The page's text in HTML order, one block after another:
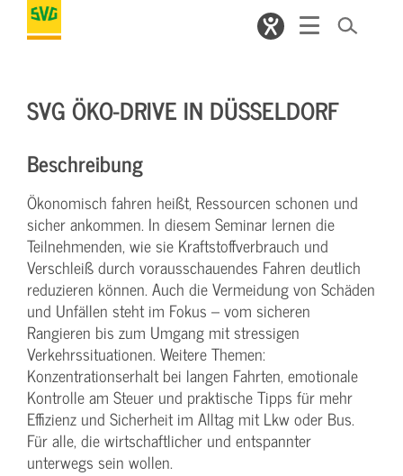
SVG ÖKO-DRIVE IN DÜSSELDORF
Beschreibung
Ökonomisch fahren heißt, Ressourcen schonen und
sicher ankommen. In diesem Seminar lernen die
Teilnehmenden, wie sie Kraftstoffverbrauch und
Verschleiß durch vorausschauendes Fahren deutlich
reduzieren können. Auch die Vermeidung von Schäden
und Unfällen steht im Fokus – vom sicheren
Rangieren bis zum Umgang mit stressigen
Verkehrssituationen. Weitere Themen:
Konzentrationserhalt bei langen Fahrten, emotionale
Kontrolle am Steuer und praktische Tipps für mehr
Effizienz und Sicherheit im Alltag mit Lkw oder Bus.
Für alle, die wirtschaftlicher und entspannter
unterwegs sein wollen.